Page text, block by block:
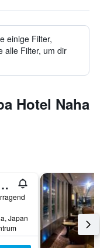
einige Filter,
alle Filter, um dir
Hotel Naha
Naha Okinawa
Japan